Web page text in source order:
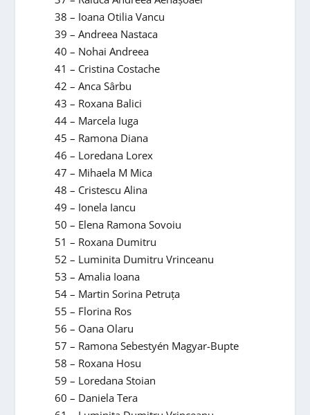
38 – Ioana Otilia Vancu
39 – Andreea Nastaca
40 – Nohai Andreea
41 – Cristina Costache
42 – Anca Sârbu
43 – Roxana Balici
44 – Marcela Iuga
45 – Ramona Diana
46 – Loredana Lorex
47 – Mihaela M Mica
48 – Cristescu Alina
49 – Ionela Iancu
50 – Elena Ramona Sovoiu
51 – Roxana Dumitru
52 – Luminita Dumitru Vrinceanu
53 – Amalia Ioana
54 – Martin Sorina Petruța
55 – Florina Ros
56 – Oana Olaru
57 – Ramona Sebestyén Magyar-Bupte
58 – Roxana Hosu
59 – Loredana Stoian
60 – Daniela Tera